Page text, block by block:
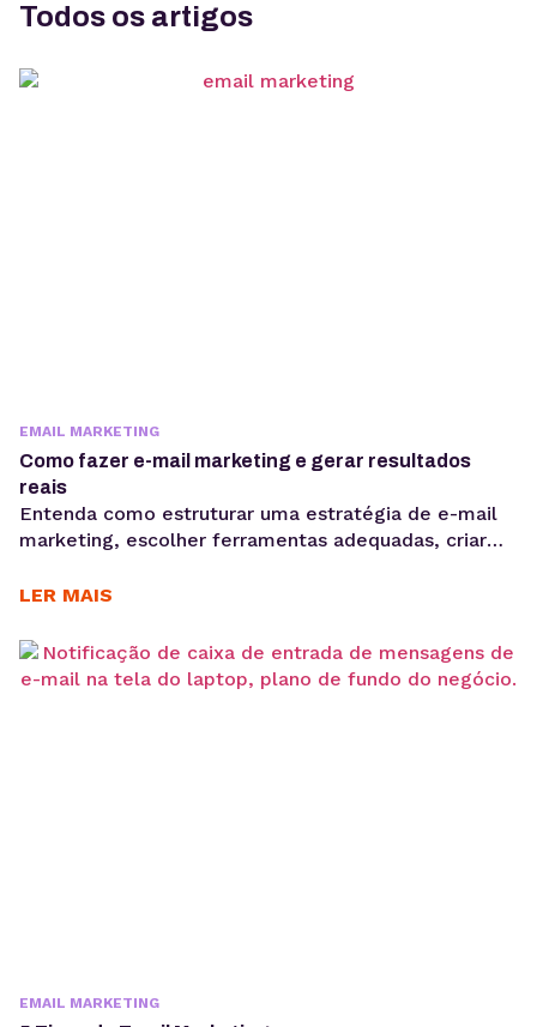
Todos os artigos
EMAIL MARKETING
Como fazer e-mail marketing e gerar resultados
reais
Entenda como estruturar uma estratégia de e-mail
marketing, escolher ferramentas adequadas, criar
métricas como taxa de abertura e CTR para evoluir
e-mail marketing continua sendo uma das
habilidades mais importantes para empresas que
LER MAIS
EMAIL MARKETING